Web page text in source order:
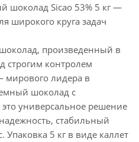
шоколад Sicao 53% 5 кг —
широкого круга задач
произведенный в
строгим контролем
мирового лидера в
шоколад с
универсальное решение
стабильный
Упаковка 5 кг в виде каллет